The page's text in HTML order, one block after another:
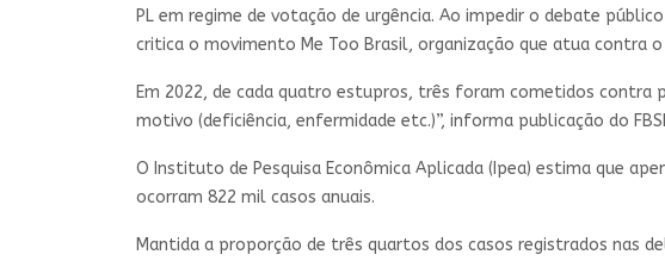
PL em regime de votação de urgência. Ao impedir o debate
critica o movimento Me Too Brasil, organização que atua contra o
Em 2022, de cada quatro estupros, três foram cometidos contra
motivo (deficiência, enfermidade etc.)”, informa publicação do
O Instituto de Pesquisa Econômica Aplicada (Ipea) estima que
ocorram 822 mil casos anuais.
Mantida a proporção de três quartos dos casos registrados nas